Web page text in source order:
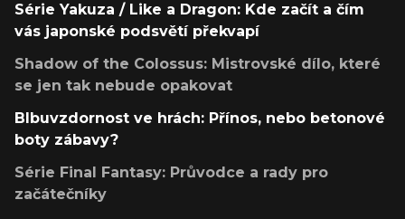
Série Yakuza / Like a Dragon: Kde začít a čím
vás japonské podsvětí překvapí
Shadow of the Colossus: Mistrovské dílo, které
se jen tak nebude opakovat
Blbuvzdornost ve hrách: Přínos, nebo betonové
boty zábavy?
Série Final Fantasy: Průvodce a rady pro
začátečníky